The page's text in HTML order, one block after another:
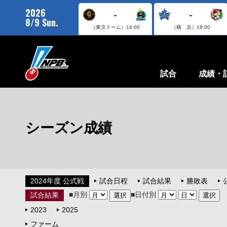
2026
8/9 Sun.
-
（東京ドーム） 14:00
-
（横 浜） 18:00
試合 成績・
シーズン成績
2024年度 公式戦 試合日程 試合結果 勝敗表
試合結果
■月別
■日付別
2023
2025
ファーム